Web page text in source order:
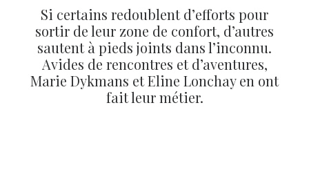
Si certains redoublent d’efforts pour
sortir de leur zone de confort, d’autres
sautent à pieds joints dans l’inconnu.
Avides de rencontres et d’aventures,
Marie Dykmans et Eline Lonchay en ont
fait leur métier.